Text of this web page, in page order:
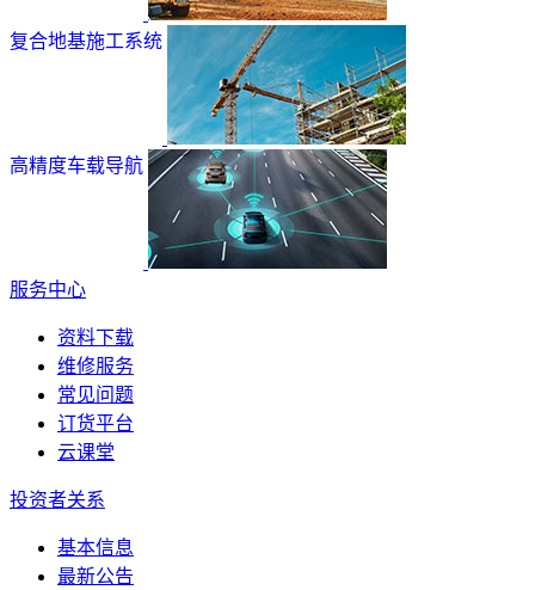
复合地基施工系统
高精度车载导航
服务中心
资料下载
维修服务
常见问题
订货平台
云课堂
投资者关系
基本信息
最新公告